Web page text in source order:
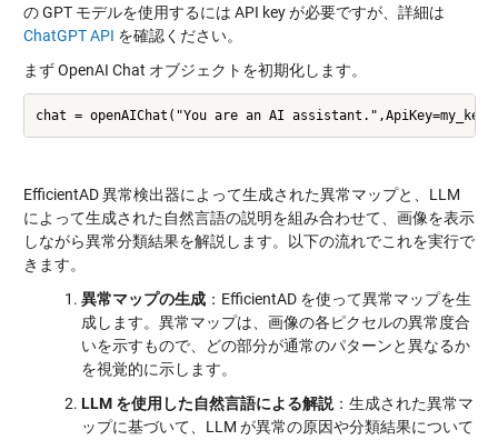
の GPT モデルを使用するには API key が必要ですが、詳細は
ChatGPT API を確認ください。
まず OpenAI Chat オブジェクトを初期化します。
EfficientAD 異常検出器によって生成された異常マップと、LLM
によって生成された自然言語の説明を組み合わせて、画像を表示
しながら異常分類結果を解説します。以下の流れでこれを実行で
きます。
異常マップの生成：EfficientAD を使って異常マップを生
成します。異常マップは、画像の各ピクセルの異常度合
いを示すもので、どの部分が通常のパターンと異なるか
を視覚的に示します。
LLM を使用した自然言語による解説：生成された異常マ
ップに基づいて、LLM が異常の原因や分類結果について